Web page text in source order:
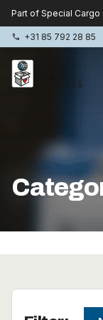
Part of Special Cargo
phone +31 85 792 28 85
Special Cargo
Isologic
Diensten